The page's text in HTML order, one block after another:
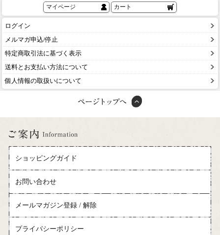
マイページ カート
ログイン
メルマガ申込/停止
特定商取引法に基づく表示
送料とお支払い方法について
個人情報の取扱いについて
ショッピングガイド
お問い合わせ
メールマガジン登録 / 解除
プライバシーポリシー